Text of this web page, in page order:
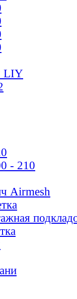
LIY
- 210
Airmesh